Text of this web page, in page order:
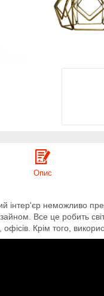
Опис
інтер'єр неможливо
Все це робить
Крім того,